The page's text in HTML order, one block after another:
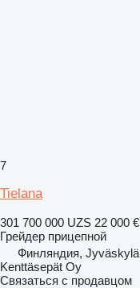
7
Tielana
301 700 000 UZS 22 000 €
Грейдер прицепной
Финляндия, Jyväskylä
Kenttäsepät Oy
Связаться с продавцом